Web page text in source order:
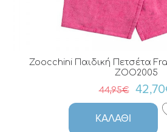
Zoocchini Παιδική Πετσέτα
ZOO2005
44,95€
ΚΑΛΆΘΙ